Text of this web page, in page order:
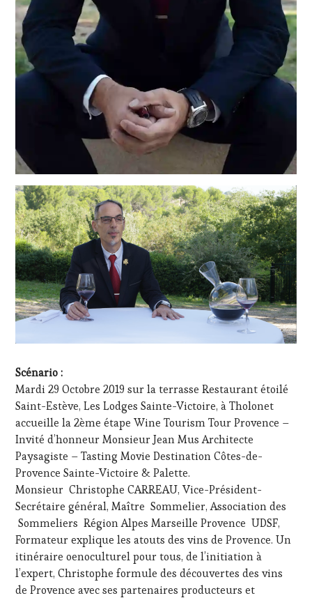
Scénario :
Mardi 29 Octobre 2019 sur la terrasse Restaurant étoilé
Saint-Estève, Les Lodges Sainte-Victoire, à Tholonet
accueille la 2ème étape Wine Tourism Tour Provence –
Invité d’honneur Monsieur Jean Mus Architecte
Paysagiste – Tasting Movie Destination Côtes-de-
Provence Sainte-Victoire & Palette.
Monsieur Christophe CARREAU, Vice-Président-
Secrétaire général, Maître Sommelier, Association des
Sommeliers Région Alpes Marseille Provence UDSF,
Formateur explique les atouts des vins de Provence. Un
itinéraire oenoculturel pour tous, de l’initiation à
l’expert, Christophe formule des découvertes des vins
de Provence avec ses partenaires producteurs et